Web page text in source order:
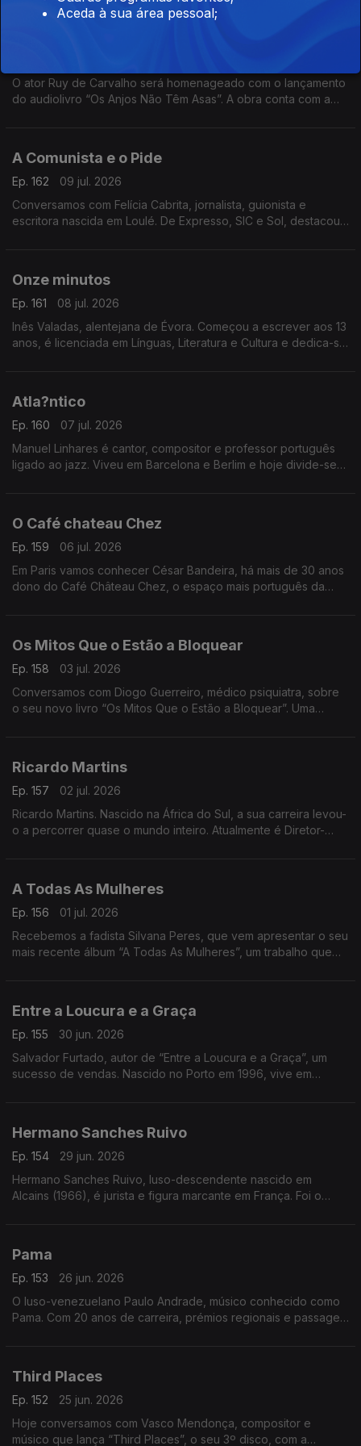
uma viagem ao ADN.
O ator Ruy de Carvalho será homenageado com o lançamento
do audiolivro “Os Anjos Não Têm Asas”. A obra conta com a
A Comunista e o Pide
Ep. 162
09 jul. 2026
Conversamos com Felícia Cabrita, jornalista, guionista e
escritora nascida em Loulé. De Expresso, SIC e Sol, destacou-
Onze minutos
Ep. 161
08 jul. 2026
Inês Valadas, alentejana de Évora. Começou a escrever aos 13
anos, é licenciada em Línguas, Literatura e Cultura e dedica-se
Atla?ntico
Ep. 160
07 jul. 2026
Manuel Linhares é cantor, compositor e professor português
ligado ao jazz. Viveu em Barcelona e Berlim e hoje divide-se
O Café chateau Chez
Ep. 159
06 jul. 2026
Em Paris vamos conhecer César Bandeira, há mais de 30 anos
dono do Café Château Chez, o espaço mais português da
Os Mitos Que o Estão a Bloquear
Ep. 158
03 jul. 2026
Conversamos com Diogo Guerreiro, médico psiquiatra, sobre
o seu novo livro “Os Mitos Que o Estão a Bloquear”. Uma
Ricardo Martins
Ep. 157
02 jul. 2026
Ricardo Martins. Nascido na África do Sul, a sua carreira levou-
o a percorrer quase o mundo inteiro. Atualmente é Diretor-
A Todas As Mulheres
Ep. 156
01 jul. 2026
Recebemos a fadista Silvana Peres, que vem apresentar o seu
mais recente álbum “A Todas As Mulheres”, um trabalho que
Entre a Loucura e a Graça
Ep. 155
30 jun. 2026
Salvador Furtado, autor de “Entre a Loucura e a Graça”, um
sucesso de vendas. Nascido no Porto em 1996, vive em
Hermano Sanches Ruivo
Ep. 154
29 jun. 2026
Hermano Sanches Ruivo, luso-descendente nascido em
Alcains (1966), é jurista e figura marcante em França. Foi o
Pama
Ep. 153
26 jun. 2026
O luso-venezuelano Paulo Andrade, músico conhecido como
Pama. Com 20 anos de carreira, prémios regionais e passagem
Third Places
Ep. 152
25 jun. 2026
Hoje conversamos com Vasco Mendonça, compositor e
músico que lança “Third Places”, o seu 3º disco, com a
Aceda à sua área pessoal;